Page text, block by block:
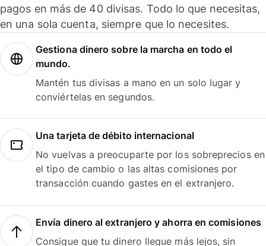
pagos en más de 40 divisas. Todo lo que necesitas,
en una sola cuenta, siempre que lo necesites.
Gestiona dinero sobre la marcha en todo el
mundo.
Mantén tus divisas a mano en un solo lugar y
conviértelas en segundos.
Una tarjeta de débito internacional
No vuelvas a preocuparte por los sobreprecios en
el tipo de cambio o las altas comisiones por
transacción cuando gastes en el extranjero.
Envía dinero al extranjero y ahorra en comisiones
Consigue que tu dinero llegue más lejos, sin